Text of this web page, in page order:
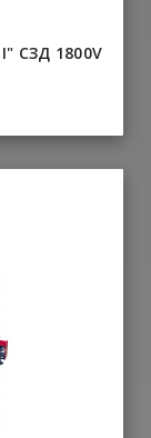
СЗД 1800V